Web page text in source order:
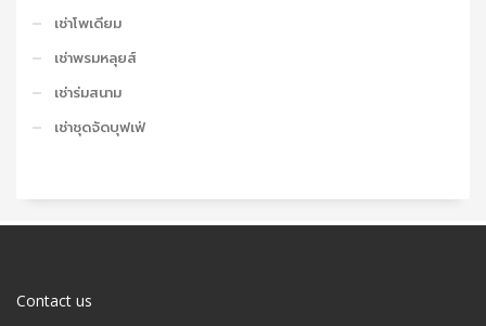
เช่าโพเดียม
เช่าพรมหลุยส์
เช่าร่มสนาม
เช่าชุดจัดบุฟเฟ่
Contact us